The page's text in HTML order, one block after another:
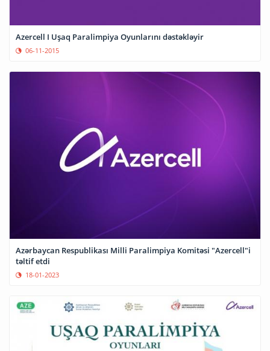
Azercell I Uşaq Paralimpiya Oyunlarını dəstəkləyir
06-11-2015
Azərbaycan Respublikası Milli Paralimpiya Komitəsi "Azercell"i
təltif etdi
18-01-2023